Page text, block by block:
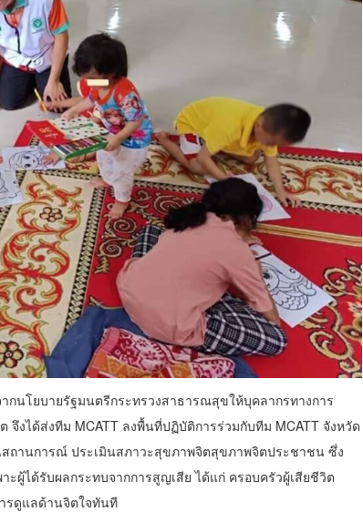
กนโยบายรัฐมนตรีกระทรวงสาธารณสุขให้บุคลากรทางการ
งได้ส่งทีม MCATT ลงพื้นที่ปฏิบัติการร่วมกับทีม MCATT จังหวัด
ถานการณ์ ประเมินสภาวะสุขภาพจิตสุขภาพจิตประชาชน ซึ่ง
ผู้ได้รับผลกระทบจากการสูญเสีย ได้แก่ ครอบครัวผู้เสียชีวิต
รดูแลด้านจิตใจทันที